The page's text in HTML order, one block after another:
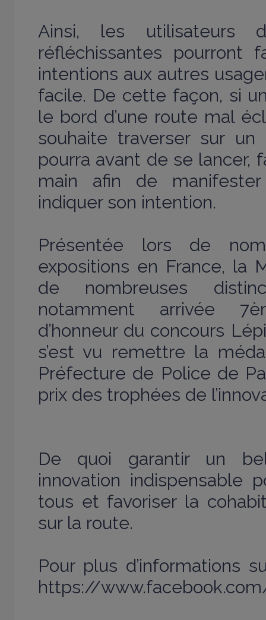
Ainsi, les utilisateurs
réfléchissantes pourront
intentions aux autres
facile. De cette façon, si
le bord d’une route mal
souhaite traverser sur un
pourra avant de se lancer,
main afin de
indiquer son intention.
Présentée lors de
expositions en France, la
de nombreuses
notamment arrivée
d’honneur du concours
s’est vu remettre la
Préfecture de Police de
prix des trophées de
De quoi garantir un
innovation indispensable
tous et favoriser la
sur la route.
Pour plus d’informations
https://